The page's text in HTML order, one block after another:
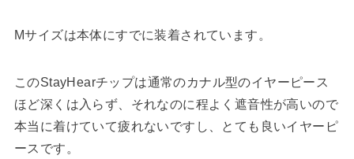
Mサイズは本体にすでに装着されています。
このStayHearチップは通常のカナル型のイヤーピース
ほど深くは入らず、それなのに程よく遮音性が高いので
本当に着けていて疲れないですし、とても良いイヤーピ
ースです。